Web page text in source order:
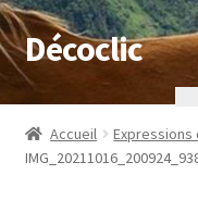
Aller
à
navigation
Aller
au
Décoclic
Accueil
404 Error, content
Accueil Expressions